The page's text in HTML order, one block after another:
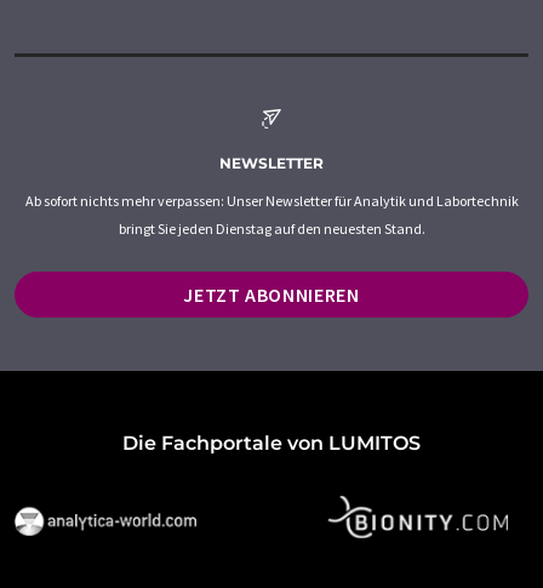
NEWSLETTER
Ab sofort nichts mehr verpassen: Unser Newsletter für Analytik und Labortechnik
bringt Sie jeden Dienstag auf den neuesten Stand.
JETZT ABONNIEREN
Die Fachportale von LUMITOS